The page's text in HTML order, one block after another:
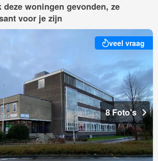
deze woningen gevonden, ze
voor je zijn
veel vraag
8 Foto's